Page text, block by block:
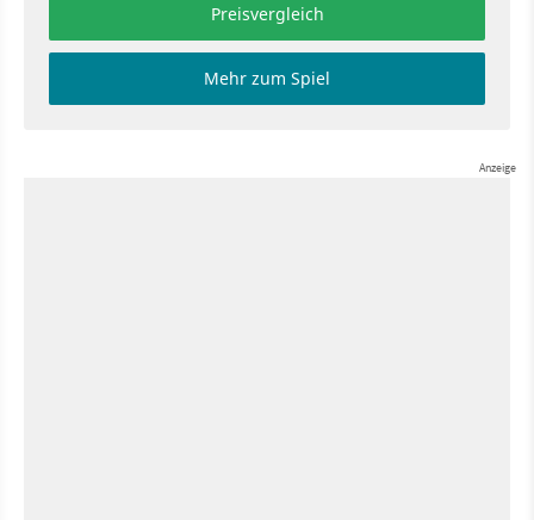
Preisvergleich
Mehr zum Spiel